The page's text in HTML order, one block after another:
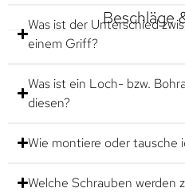
Beschläge
Was ist der Unterschied
einem Griff?
Was ist ein Loch- bzw.
diesen?
Wie montiere oder tausche
Welche Schrauben werden